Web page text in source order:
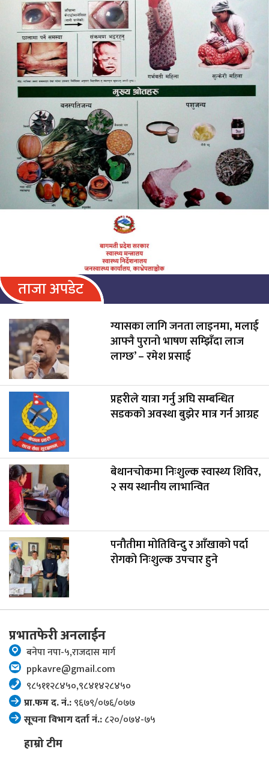
ताजा अपडेट
ग्यासका लागि जनता लाइनमा, मलाई
आफ्नै पुरानो भाषण सम्झिँदा लाज
लाग्छ’ – रमेश प्रसाई
प्रहरीले यात्रा गर्नु अघि सम्बन्धित
सडकको अवस्था बुझेर मात्र गर्न आग्रह
बेथानचोकमा निःशुल्क स्वास्थ्य शिविर,
२ सय स्थानीय लाभान्वित
पनौतीमा मोतिविन्दु र आँखाको पर्दा
रोगको निःशुल्क उपचार हुने
प्रभातफेरी अनलाईन
बनेपा नपा-५,राजदास मार्ग
ppkavre@gmail.com
९८५११२८४५०,९८४१४२८४५०
प्रा.फम द. नं.:९६७९/०७६/०७७
सूचना विभाग दर्ता नं.:८२०/०७४-७५
हाम्रो टीम